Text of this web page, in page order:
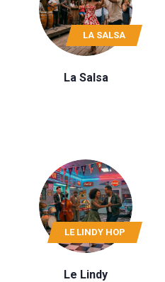
LA SALSA
La Salsa
LE LINDY HOP
Le Lindy